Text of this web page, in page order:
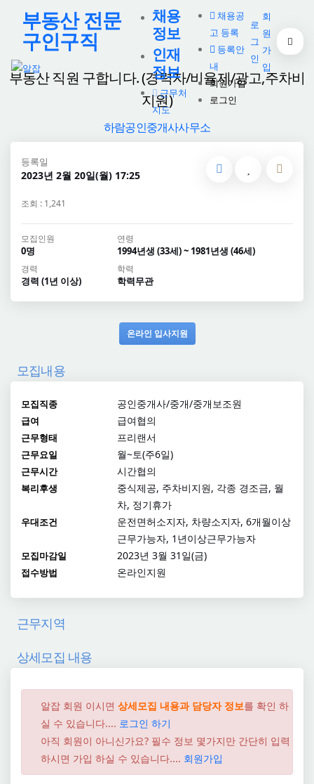
부동산 전문
구인구직
채용
정보
인재
정보
근무처
지도
채용공
고 등록
등록안
내
회원가입
로그인
로
그
인
회
원
가
입
부동산 직원 구합니다. (경력자/비율제/광고,주차비
지원)
하람공인중개사사무소
등록일
2023년 2월 20일(월) 17:25
조회 : 1,241
모집인원
0명
연령
1994년생 (33세) ~ 1981년생 (46세)
경력
경력 (1년 이상)
학력
학력무관
온라인 입사지원
모집내용
모집직종 공인중개사/중개/중개보조원
급여 급여협의
근무형태 프리랜서
근무요일 월~토(주6일)
근무시간 시간협의
복리후생
중식제공, 주차비지원, 각종 경조금, 월
차, 정기휴가
우대조건
운전면허소지자, 차량소지자, 6개월이상
근무가능자, 1년이상근무가능자
모집마감일 2023년 3월 31일(금)
접수방법 온라인지원
근무지역
상세모집 내용
알잡 회원 이시면 상세모집 내용과 담당자 정보를 확인 하
실 수 있습니다.... 로그인 하기
아직 회원이 아니신가요? 필수 정보 몇가지만 간단히 입력
하시면 가입 하실 수 있습니다.... 회원가입